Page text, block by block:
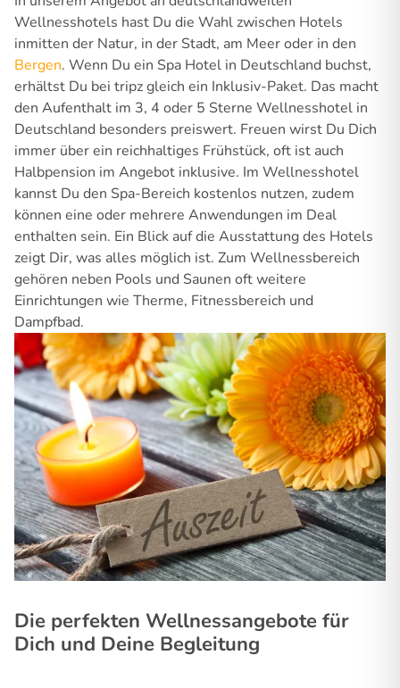
Wellnesshotels hast Du die Wahl zwischen Hotels
inmitten der Natur, in der Stadt, am Meer oder in den
Bergen. Wenn Du ein Spa Hotel in Deutschland buchst,
erhältst Du bei tripz gleich ein Inklusiv-Paket. Das macht
den Aufenthalt im 3, 4 oder 5 Sterne Wellnesshotel in
Deutschland besonders preiswert. Freuen wirst Du Dich
immer über ein reichhaltiges Frühstück, oft ist auch
Halbpension im Angebot inklusive. Im Wellnesshotel
kannst Du den Spa-Bereich kostenlos nutzen, zudem
können eine oder mehrere Anwendungen im Deal
enthalten sein. Ein Blick auf die Ausstattung des Hotels
zeigt Dir, was alles möglich ist. Zum Wellnessbereich
gehören neben Pools und Saunen oft weitere
Einrichtungen wie Therme, Fitnessbereich und
Dampfbad.
Die perfekten Wellnessangebote für
Dich und Deine Begleitung